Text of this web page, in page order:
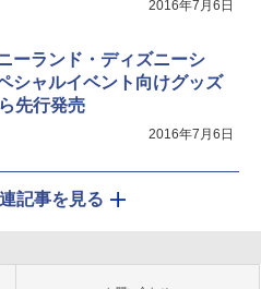
2016年7月6日
ーランド・ディズニーシ
シャルイベント向けグッズ
先行発売
2016年7月6日
記事を見る